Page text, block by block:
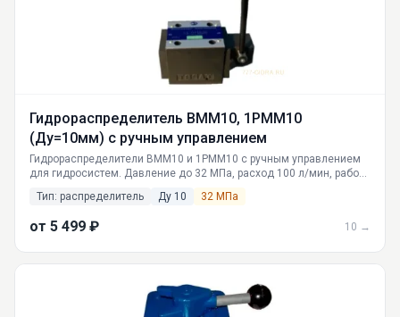
Гидрораспределитель ВММ10, 1РММ10
(Ду=10мм) с ручным управлением
Гидрораспределители ВММ10 и 1РММ10 с ручным управлением
для гидросистем. Давление до 32 МПа, расход 100 л/мин, работа
России. Гарантия качества.
Тип: распределитель Ду 10 32 МПа
от 5 499 ₽ 10 →